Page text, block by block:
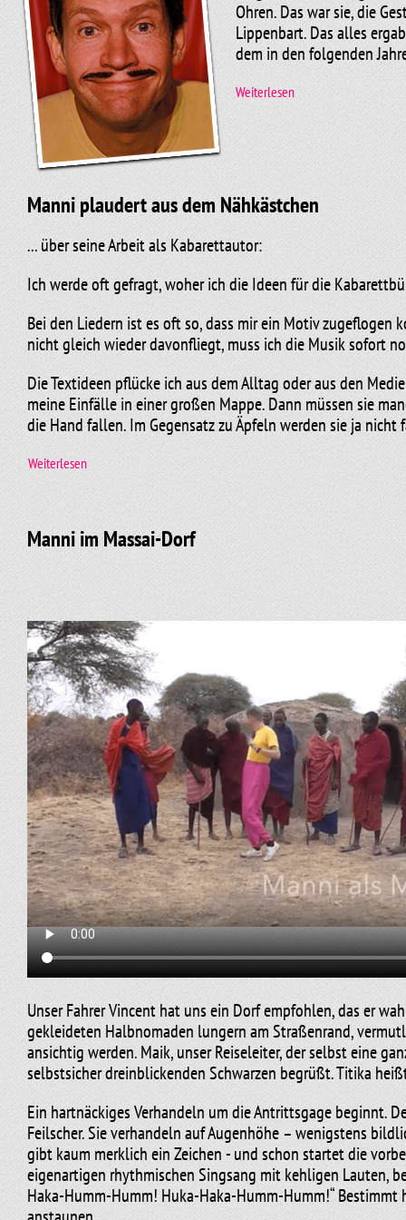
Ohren. Das war sie, die
Lippenbart. Das alles
dem in den folgenden
Weiterlesen
Stehgreif heraus zum
der Zeit wurde Manni
Künstlergarderobe
Beliebtheit der Figur zu
Manni plaudert aus dem Nähkästchen
... über seine Arbeit als Kabarettautor:
Ich werde oft gefragt, woher ich die Ideen für die
Bei den Liedern ist es oft so, dass mir ein Motiv
nicht gleich wieder davonfliegt, muss ich die Musik sofort
Die Textideen pflücke ich aus dem Alltag oder aus den
meine Einfälle in einer großen Mappe. Dann müssen sie
die Hand fallen. Im Gegensatz zu Äpfeln werden sie ja nicht
Weiterlesen
Recherchieren verbunden.
Manni im Massai-Dorf
Unser Fahrer Vincent hat uns ein Dorf empfohlen, das er
gekleideten Halbnomaden lungern am Straßenrand,
ansichtig werden. Maik, unser Reiseleiter, der selbst eine
selbstsicher dreinblickenden Schwarzen begrüßt. Titika
Ein hartnäckiges Verhandeln um die Antrittsgage beginnt.
Feilscher. Sie verhandeln auf Augenhöhe – wenigstens
gibt kaum merklich ein Zeichen - und schon startet die
eigenartigen rhythmischen Singsang mit kehligen Lauten,
Haka-Humm-Humm! Huka-Haka-Humm-Humm!“